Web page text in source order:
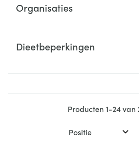
Organisaties
Dieetbeperkingen
Producten1-24van
Sorteer op: